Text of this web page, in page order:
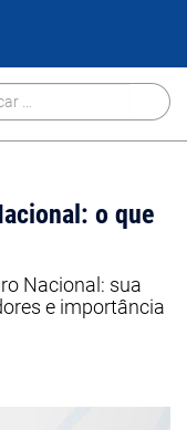
o que
Nacional: sua
e importância